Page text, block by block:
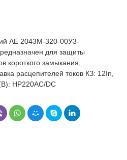
АЕ 2043М-320-00У3-
для защиты
короткого замыкания,
расцепителей токов КЗ: 12In,
НР220AC/DC